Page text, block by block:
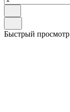
Быстрый просмотр